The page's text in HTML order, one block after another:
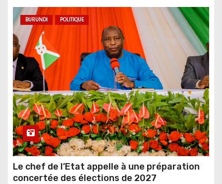
BURUNDI POLITIQUE
Le chef de l’Etat appelle à une préparation
concertée des élections de 2027